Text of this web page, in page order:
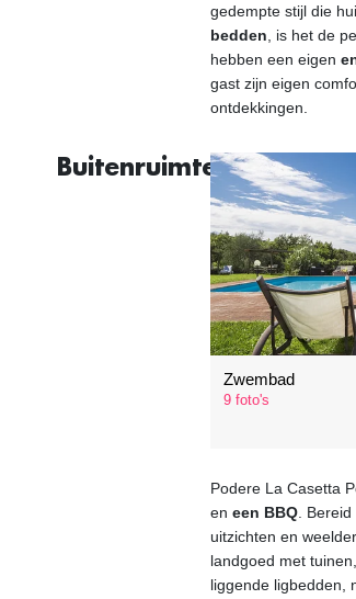
gedempte stijl die
bedden , is het de
hebben een eigen
gast zijn eigen
ontdekkingen.
Buitenruimtes
Zwembad
9 foto's
Podere La Casetta
en een BBQ. Bereid
uitzichten en
landgoed met
liggende ligbedden,